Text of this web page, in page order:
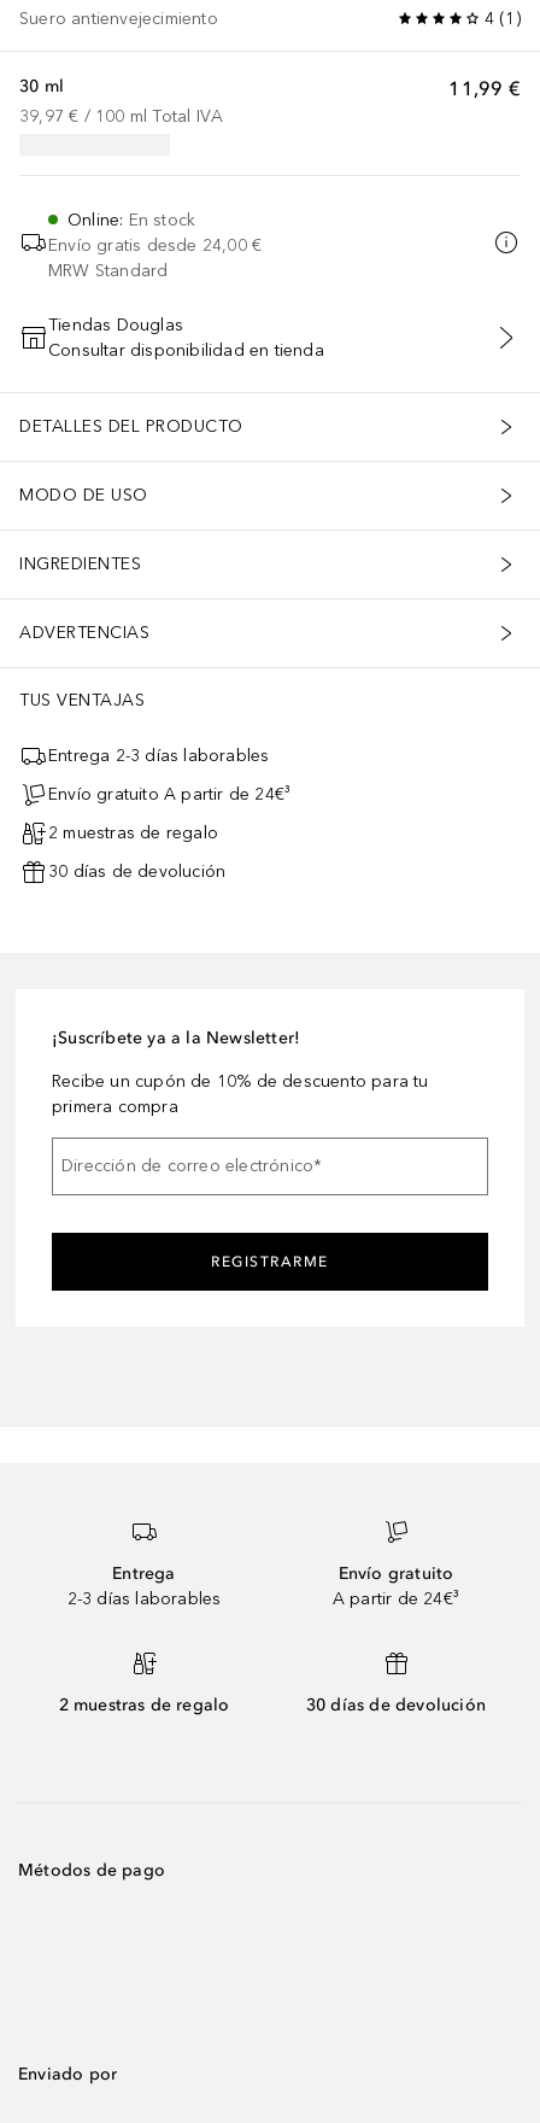
Suero antienvejecimiento 4 (1 )
11,99 €
30 ml
39,97 € / 100 ml Total IVA
Online: En stock
Envío gratis desde 24,00 €
MRW Standard
AÑADIR AL CARRITO
Tiendas Douglas
Consultar disponibilidad en tienda
DETALLES DEL PRODUCTO
MODO DE USO
INGREDIENTES
ADVERTENCIAS
TUS VENTAJAS
Entrega 2-3 días laborables
Envío gratuito A partir de 24€³
2 muestras de regalo
30 días de devolución
¡Suscríbete ya a la Newsletter!
Recibe un cupón de 10% de descuento para tu
primera compra
Dirección de correo electrónico*
REGISTRARME
Entrega
2-3 días laborables
Envío gratuito
A partir de 24€³
2 muestras de regalo 30 días de devolución
Métodos de pago
Enviado por